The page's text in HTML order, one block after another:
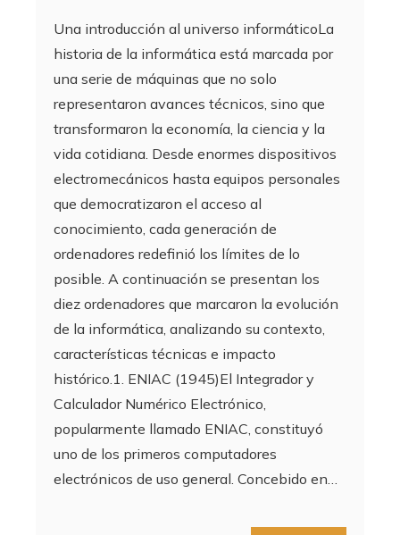
Una introducción al universo informáticoLa
historia de la informática está marcada por
una serie de máquinas que no solo
representaron avances técnicos, sino que
transformaron la economía, la ciencia y la
vida cotidiana. Desde enormes dispositivos
electromecánicos hasta equipos personales
que democratizaron el acceso al
conocimiento, cada generación de
ordenadores redefinió los límites de lo
posible. A continuación se presentan los
diez ordenadores que marcaron la evolución
de la informática, analizando su contexto,
características técnicas e impacto
histórico.1. ENIAC (1945)El Integrador y
Calculador Numérico Electrónico,
popularmente llamado ENIAC, constituyó
uno de los primeros computadores
electrónicos de uso general. Concebido en…